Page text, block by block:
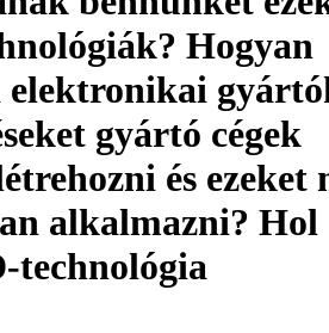
Hogyan
gyártó cégek
és ezeket
alkalmazni? Hol
technológia